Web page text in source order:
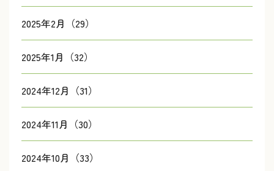
2025年2月（29）
2025年1月（32）
2024年12月（31）
2024年11月（30）
2024年10月（33）